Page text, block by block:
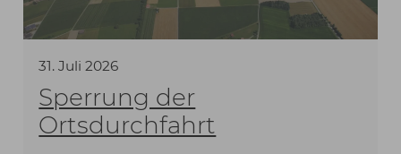
31.Juli 2026
Sperrung der
Ortsdurchfahrt